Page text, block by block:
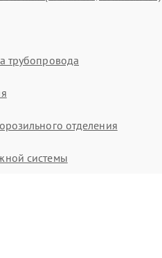
трубопровода
отделения
системы